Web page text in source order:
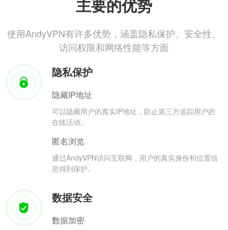
主要的优势
使用AndyVPN有许多优势，涵盖隐私保护、安全性、
访问权限和网络性能等方面
隐私保护
隐藏IP地址
可以隐藏用户的真实IP地址，防止第三方追踪用户的
在线活动。
匿名浏览
通过AndyVPN访问互联网，用户的真实身份和位置信
息得到保护。
数据安全
数据加密